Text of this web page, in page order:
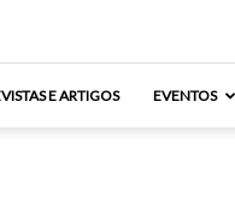
E ARTIGOS EVENTOS